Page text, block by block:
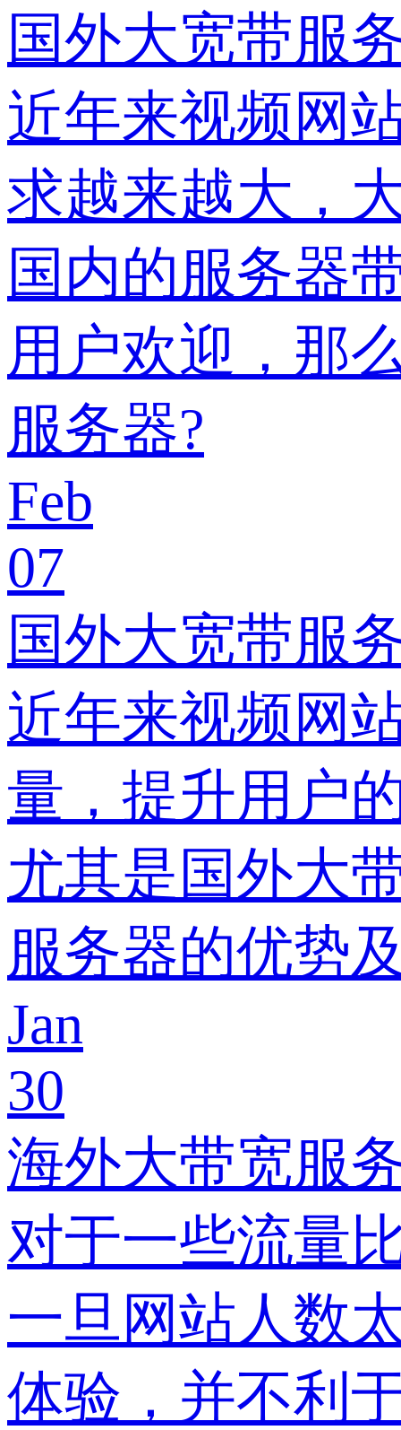
国外大宽带服
近年来视频网
求越来越大，
国内的服务器
用户欢迎，那
服务器?
Feb
07
国外大宽带服
近年来视频网
量，提升用户
尤其是国外大
服务器的优势
Jan
30
海外大带宽服
对于一些流量
一旦网站人数
体验，并不利